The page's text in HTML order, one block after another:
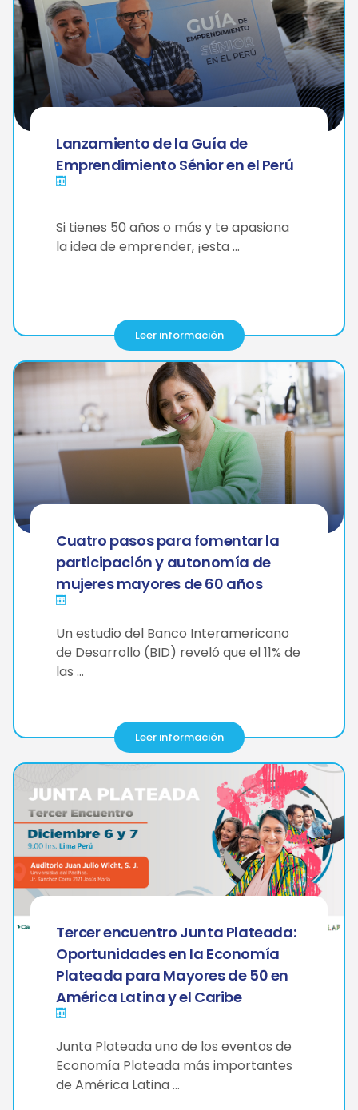
Lanzamiento de la Guía de
Emprendimiento Sénior en el Perú
Si tienes 50 años o más y te apasiona
la idea de emprender, ¡esta …
Leer información
Cuatro pasos para fomentar la
participación y autonomía de
mujeres mayores de 60 años
Un estudio del Banco Interamericano
de Desarrollo (BID) reveló que el 11% de
las …
Leer información
Tercer encuentro Junta Plateada:
Oportunidades en la Economía
Plateada para Mayores de 50 en
América Latina y el Caribe
Junta Plateada uno de los eventos de
Economía Plateada más importantes
de América Latina …